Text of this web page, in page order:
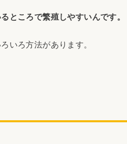
ところで繁殖しやすいんです。
いろ方法があります。